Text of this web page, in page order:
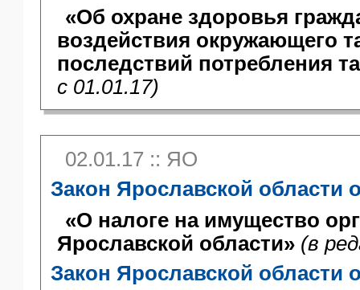
«Об охране здоровья
воздействия окружающего
последствий потребления
c 01.01.17)
02.01.17 :: ЯО
Закон Ярославской области
«О налоге на имущество
Ярославской области» (в
Закон Ярославской области